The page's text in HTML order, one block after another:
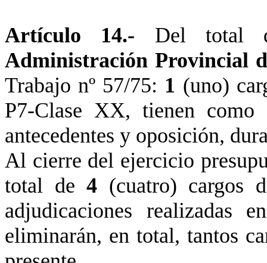
Artículo 14.- Del total
Administración Provincial
Trabajo nº 57/75: 1 (uno)
P7-Clase XX, tienen
antecedentes y oposición,
Al cierre del ejercicio
total de4 (cuatro) cargos
adjudicaciones realizadas
eliminarán, en total, tantos